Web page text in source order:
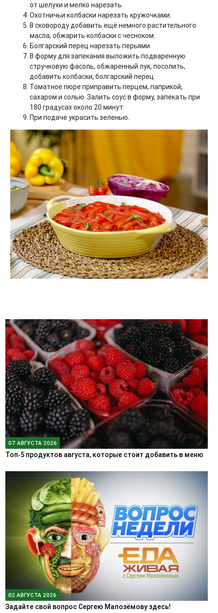
от шелухи и мелко нарезать.
Охотничьи колбаски нарезать кружочками.
В сковороду добавить ещё немного растительного
масла, обжарить колбаски с чесноком.
Болгарский перец нарезать перьями.
В форму для запекания выложить подваренную
стручковую фасоль, обжаренный лук, посолить,
добавить колбаски, болгарский перец.
Томатное пюре приправить перцем, паприкой,
сахаром и солью. Залить соус в форму, запекать при
180 градусах около 20 минут.
При подаче украсить зеленью.
07 АВГУСТА 2026
Топ‑5 продуктов августа, которые стоит добавить в меню
02 АВГУСТА 2026
Задайте свой вопрос Сергею Малозёмову здесь!